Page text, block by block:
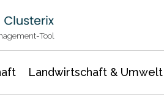
Tool
Landwirtschaft & Umwelt